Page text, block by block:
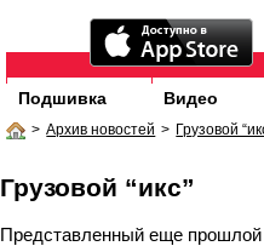
Подшивка Видео
> Архив новостей > Грузовой
Грузовой “икс”
Представленный еще прошлой